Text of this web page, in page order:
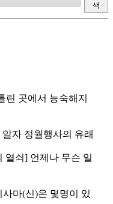
색
린 곳에서 능숙해지
자 정월행사의 유래
열쇠] 언제나 무슨 일
마(신)은 몇명이 있